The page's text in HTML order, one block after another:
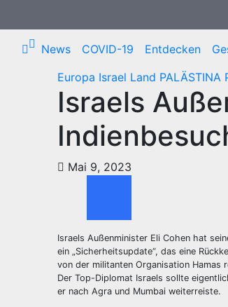
springen
News COVID-19 Entdecken
Europa Israel Land PALÄSTINA
Israels
Mai 9, 2023
Israels Außenminister Eli Cohen hat
ein „Sicherheitsupdate“, das eine
von der militanten Organisation Hamas
Der Top-Diplomat Israels sollte
er nach Agra und Mumbai weiterreiste.